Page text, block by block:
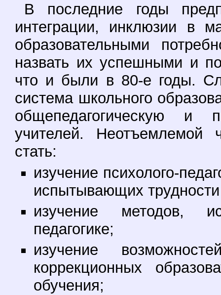
В последние годы
интеграции, инклюзии в
образовательными
назвать их успешными и
что и были в 80-е годы.
система школьного
общепедагогическую и
учителей. Неотъемлемой
стать:
изучение психолого-
испытывающих
изучение методов,
педагогике;
изучение
коррекционных
обучения;